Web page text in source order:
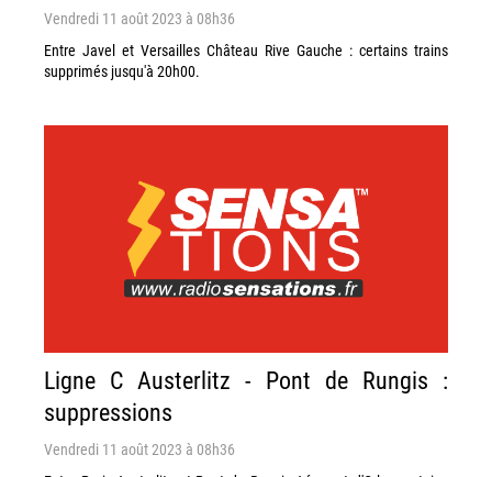
Vendredi 11 août 2023 à 08h36
Entre Javel et Versailles Château Rive Gauche : certains trains
supprimés jusqu'à 20h00.
Ligne C Austerlitz - Pont de Rungis :
suppressions
Vendredi 11 août 2023 à 08h36